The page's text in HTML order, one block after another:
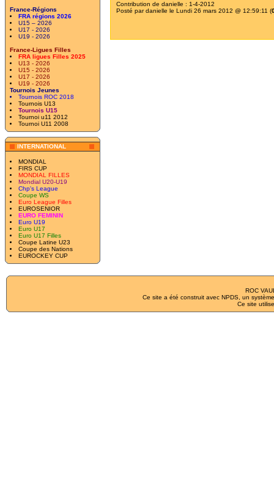
France-Régions
FRA régions 2026
U15 – 2026
U17 - 2026
U19 - 2026
France-Ligues Filles
FRA ligues Filles 2025
U13 - 2026
U15 - 2026
U17 - 2026
U19 - 2026
Tournois Jeunes
Tournois ROC 2018
Tournois U13
Tournois U15
Tournoi u11 2012
Tournoi U11 2008
INTERNATIONAL
MONDIAL
FIRS CUP
MONDIAL FILLES
Mondial U20-U19
Chp's League
Coupe WS
Euro League Filles
EUROSENIOR
EURO FEMININ
Euro U19
Euro U17
Euro U17 Filles
Coupe Latine U23
Coupe des Nations
EUROCKEY CUP
Contribution de danielle : 1-4-2012
Posté pardanielle le Lundi 26 mars 2012 @ 12:59:11 (
ROC
Ce site a été construit avec NPDS , un
Ce site